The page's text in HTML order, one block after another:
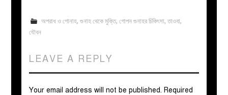
অপরাধ ও গোনাহ, গুনাহ থেকে মুক্তি, গোপন গুনাহর চিকিৎসা, তাওবা,
যৌবন
LEAVE A REPLY
Your email address will not be published. Required